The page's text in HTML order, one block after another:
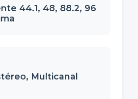
44.1, 48, 88.2, 96
Multicanal